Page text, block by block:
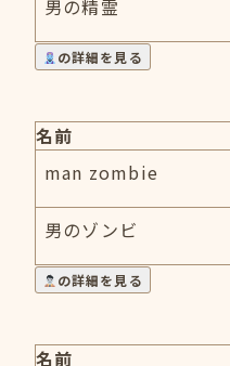
男の精霊
の詳細を見る
名前
man zombie
男のゾンビ
の詳細を見る
名前